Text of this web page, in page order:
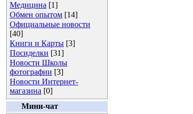
Медицина [1]
Обмен опытом [14]
Официальные новости
[40]
Книги и Карты [3]
Посиделки [31]
Новости Школы
фотографии [3]
Новости Интернет-
магазина [0]
Мини-чат